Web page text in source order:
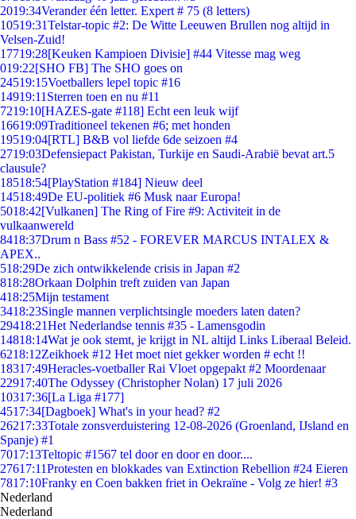
2019:34Verander één letter. Expert # 75 (8 letters)
10519:31Telstar-topic #2: De Witte Leeuwen Brullen nog altijd in
Velsen-Zuid!
17719:28[Keuken Kampioen Divisie] #44 Vitesse mag weg
019:22[SHO FB] The SHO goes on
24519:15Voetballers lepel topic #16
14919:11 Sterren toen en nu #11
7219:10[HAZES-gate #118] Echt een leuk wijf
16619:09Traditioneel tekenen #6; met honden
19519:04[RTL] B&B vol liefde 6de seizoen #4
2719:03Defensiepact Pakistan, Turkije en Saudi-Arabië bevat art.5
clausule?
18518:54[PlayStation #184] Nieuw deel
14518:49De EU-politiek #6 Musk naar Europa!
5018:42[Vulkanen] The Ring of Fire #9: Activiteit in de
vulkaanwereld
8418:37Drum n Bass #52 - FOREVER MARCUS INTALEX &
APEX..
518:29De zich ontwikkelende crisis in Japan #2
818:28Orkaan Dolphin treft zuiden van Japan
418:25Mijn testament
3418:23Single mannen verplichtsingle moeders laten daten?
29418:21Het Nederlandse tennis #35 - Lamensgodin
14818:14Wat je ook stemt, je krijgt in NL altijd Links Liberaal Beleid.
6218:12Zeikhoek #12 Het moet niet gekker worden # echt !!
18317:49Heracles-voetballer Rai Vloet opgepakt #2 Moordenaar
22917:40The Odyssey (Christopher Nolan) 17 juli 2026
10317:36[La Liga #177]
4517:34[Dagboek] What's in your head? #2
26217:33Totale zonsverduistering 12-08-2026 (Groenland, IJsland en
Spanje) #1
7017:13Teltopic #1567 tel door en door en door....
27617:11Protesten en blokkades van Extinction Rebellion #24 Eieren
7817:10Franky en Coen bakken friet in Oekraïne - Volg ze hier! #3
Nederland
Nederland